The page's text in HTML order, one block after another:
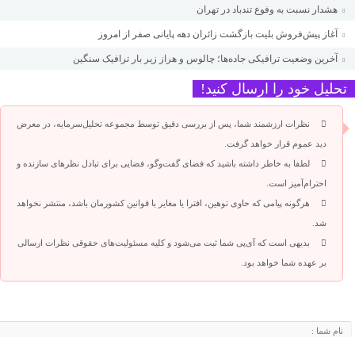
هشدار نسبت به وفوع تندباد در تهران
آغاز پیش‌فروش بلیت بازگشت زائران دهه پایانی صفر از امروز
آخرین وضعیت ترافیکی جاده‌ها؛ چالوس و هراز زیر بار ترافیک سنگین
تحلیل خود را ارسال کنید!
نظرات ارزشمند شما، پس از بررسی دقیق توسط مجموعه تحلیل‌سرمایه، در معرض
دید عموم قرار خواهد گرفت.
لطفا به خاطر داشته باشید که فضای گفت‌وگو، فضایی برای تبادل نظرهای سازنده و
احترام‌آمیز است.
هرگونه پیامی که حاوی توهین، افترا یا مغایر با قوانین کشورمان باشد، منتشر نخواهد
شد.
بدیهی است که آی‌پی شما ثبت می‌شود و کلیه مسئولیت‌های حقوقی نظرات ارسالی
بر عهده شما خواهد بود.